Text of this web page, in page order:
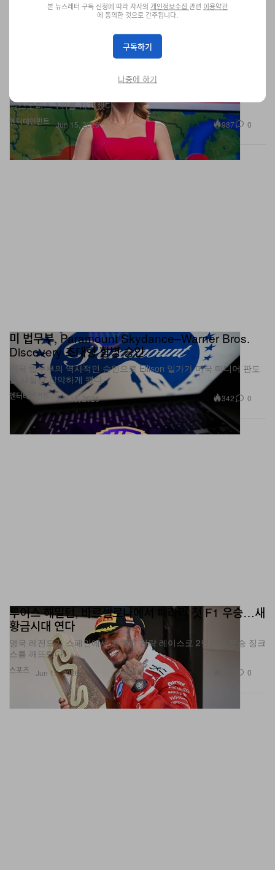
엔터테인먼트
스필버그 ‘Disclosure Day’, 전 세계 박스오피스
9,300만 달러 돌파하며 화려한 개봉
Steven Spielberg의 오리지널 SF 스릴러 ‘Disclosure Day’가 북미
Jun 15, 2026 987 0
엔터테인먼트
Discovery 초대형 합병 승인
미국 법무부의 역사적인 승인으로 Ellison 일가가 미국 미디어 판도
를 사실상 장악하게 됐다.
Jun 15, 2026
스포츠
황금시대 연다
영국 레전드가 스페인에서 완벽한 전략 레이스로 2년간의 무승 징크
스를 깨뜨렸다.
Jun 15, 2026
본 뉴스레터 구독 신청에 따라 자사의 개인정보수집 관련 이용약관
에 동의한 것으로 간주됩니다.
구독하기
나중에 하기